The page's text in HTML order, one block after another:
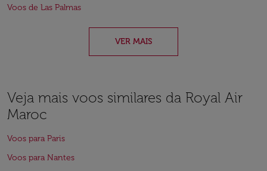
Voos de Las Palmas
VER MAIS
Veja mais voos similares da Royal Air
Maroc
Voos para Paris
Voos para Nantes